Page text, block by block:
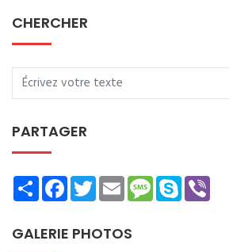
CHERCHER
PARTAGER
ShareFacebookTwitterEmailMessage
Skype
GALERIE PHOTOS